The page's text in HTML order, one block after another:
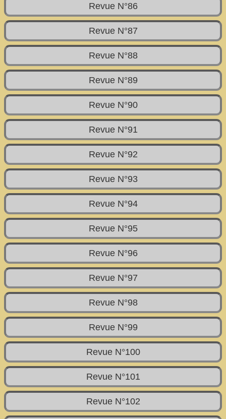
Revue N°86
Revue N°87
Revue N°88
Revue N°89
Revue N°90
Revue N°91
Revue N°92
Revue N°93
Revue N°94
Revue N°95
Revue N°96
Revue N°97
Revue N°98
Revue N°99
Revue N°100
Revue N°101
Revue N°102